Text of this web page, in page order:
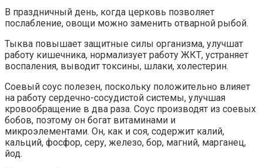
В праздничный день, когда церковь позволяет
послабление, овощи можно заменить отварной рыбой.
Тыква повышает защитные силы организма, улучшат
работу кишечника, нормализует работу ЖКТ, устраняет
воспаления, выводит токсины, шлаки, холестерин.
Соевый соус полезен, поскольку положительно влияет
на работу сердечно-сосудистой системы, улучшая
кровообращение в два раза. Соус производят из соевых
бобов, поэтому он богат витаминами и
микроэлементами. Он, как и соя, содержит калий,
кальций, фосфор, серу, железо, бор, магний, марганец,
йод.